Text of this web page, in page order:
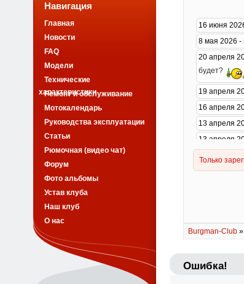
Burgman-Club»
Ошибка!
Навигация
Главная
Новости
FAQ
Модели
Технические
характеристики
Ремонт и обслуживание
Мотокалендарь
Руководства эксплуатации
Статьи
Рюмочная (видео чат)
Форум
Фото альбомы
Устав клуба
Наш клуб
О нас